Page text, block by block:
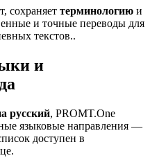
сохраняет терминологию и
и точные переводы для
текстов..
и
русский, PROMT.One
языковые направления —
доступен в